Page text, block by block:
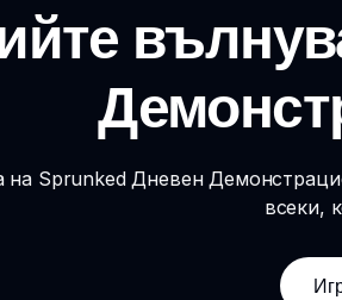
на Sprunked Дневен
всеки,